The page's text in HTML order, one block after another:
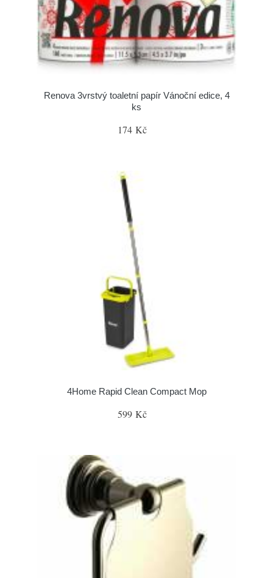
Renova 3vrstvý toaletní papír Vánoční edice, 4
ks
174 Kč
4Home Rapid Clean Compact Mop
599 Kč